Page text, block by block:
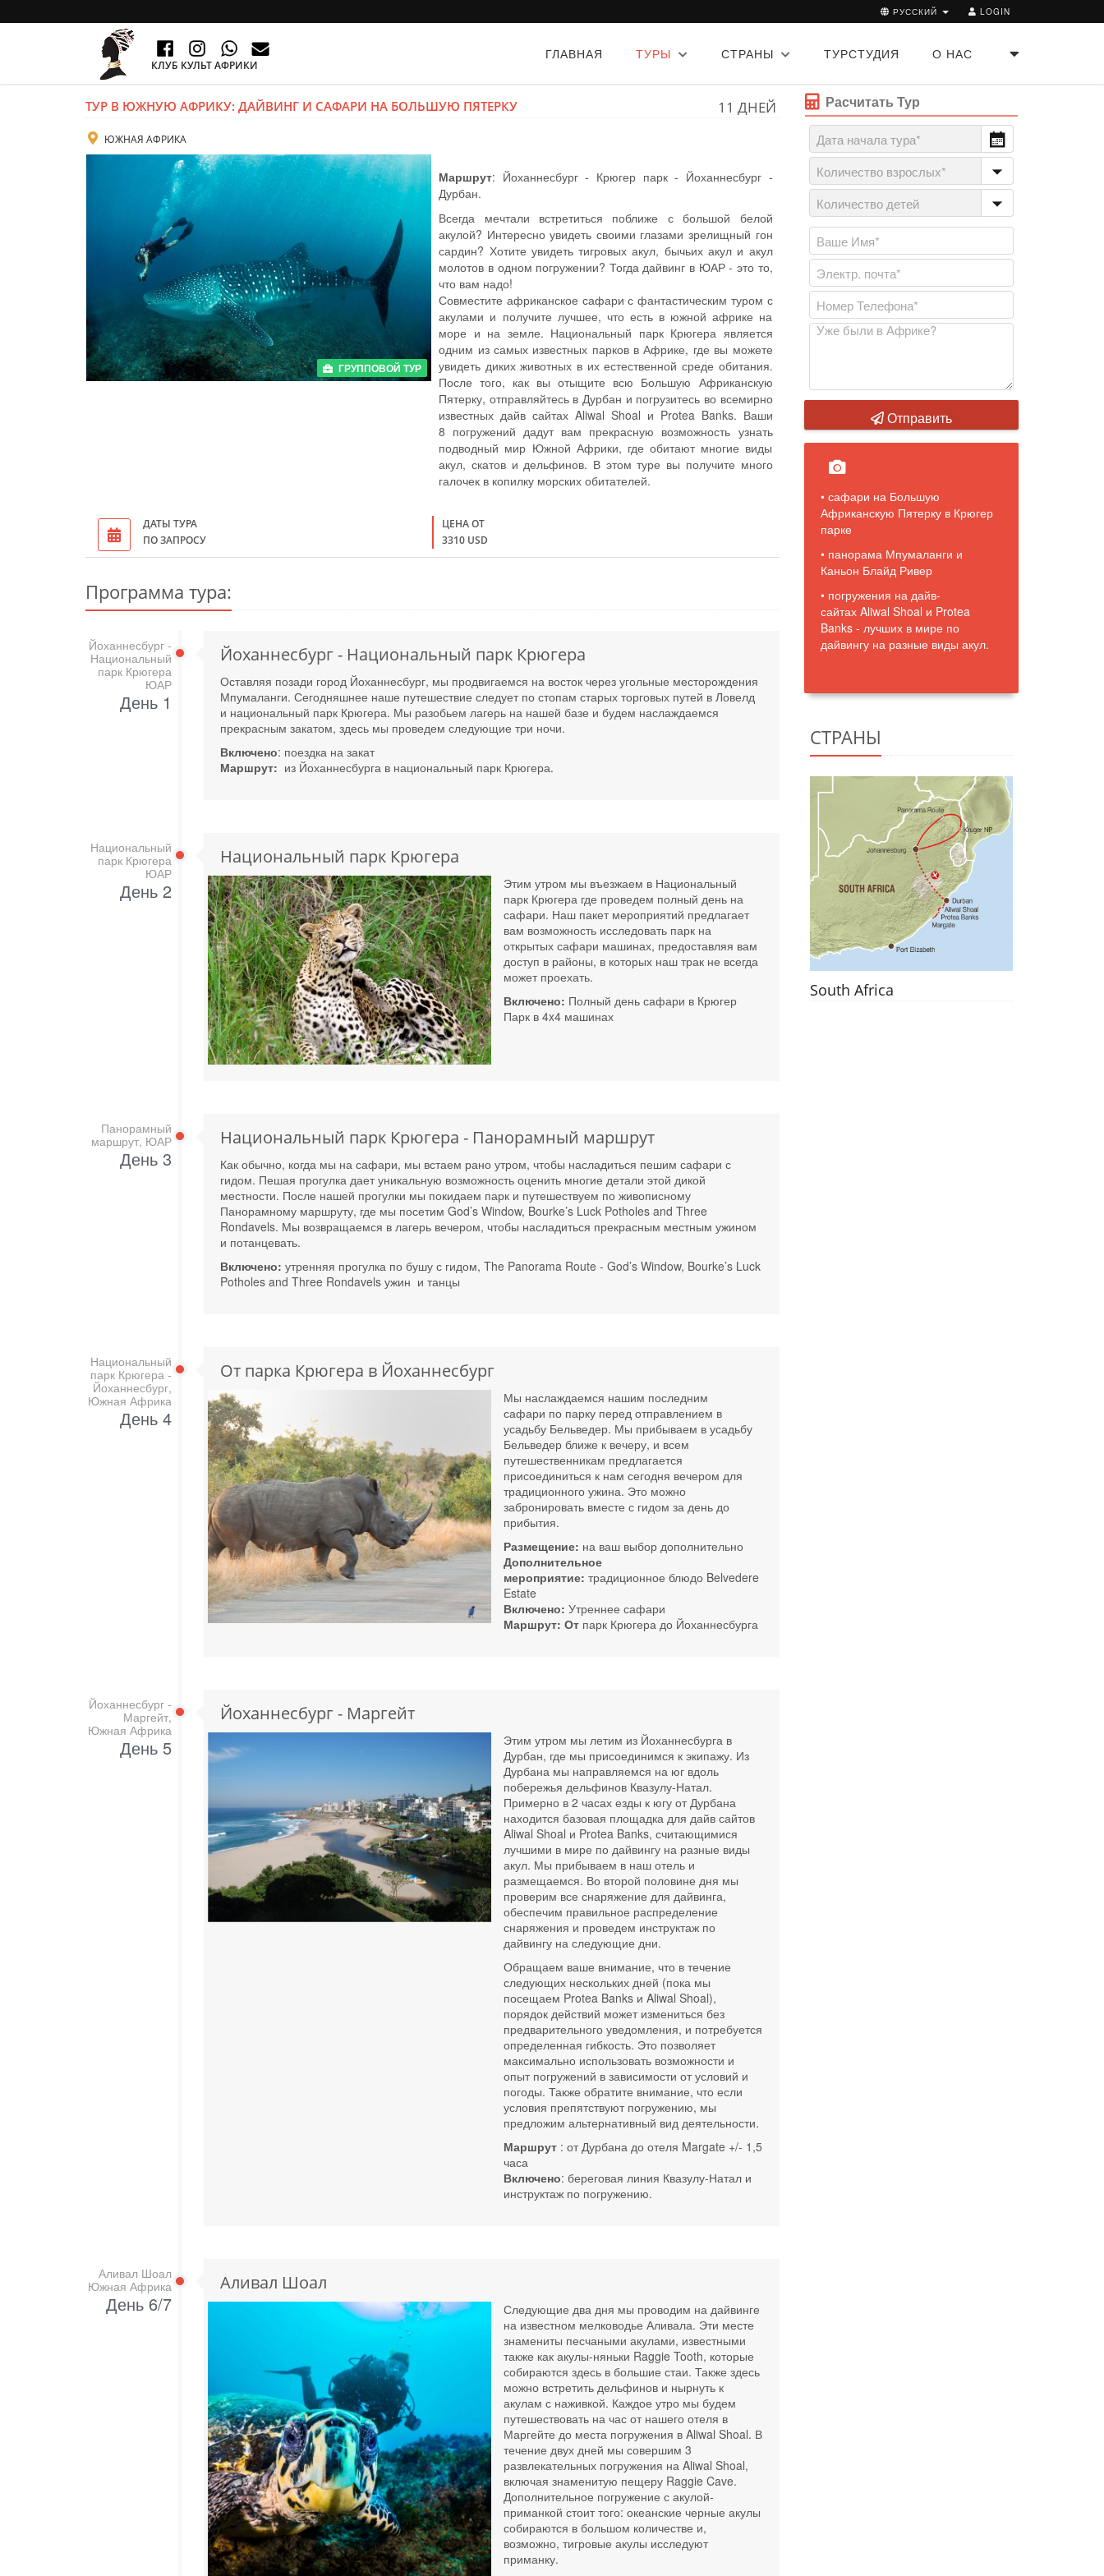
LOGIN
РУССКИЙ
КЛУБ КУЛЬТ АФРИКИ
ГЛАВНАЯ ТУРЫ СТРАНЫ ТУРСТУДИЯ О НАС
ТУР В ЮЖНУЮ АФРИКУ: ДАЙВИНГ И САФАРИ НА БОЛЬШУЮ ПЯТЕРКУ 11 ДНЕЙ
ЮЖНАЯ АФРИКА
ГРУППОВОЙ ТУР
Маршрут: Йоханнесбург - Крюгер парк - Йоханнесбург -
Дурбан.
Всегда мечтали встретиться поближе с большой белой
акулой? Интересно увидеть своими глазами зрелищный гон
сардин? Хотите увидеть тигровых акул, бычьих акул и акул
молотов в одном погружении? Тогда дайвинг в ЮАР - это то,
что вам надо!
Совместите африканское сафари с фантастическим туром с
акулами и получите лучшее, что есть в южной африке на
море и на земле. Национальный парк Крюгера является
одним из самых известных парков в Африке, где вы можете
увидеть диких животных в их естественной среде обитания.
После того, как вы отыщите всю Большую Африканскую
Пятерку, отправляйтесь в Дурбан и погрузитесь во всемирно
известных дайв сайтах Aliwal Shoal и Protea Banks. Ваши
8 погружений дадут вам прекрасную возможность узнать
подводный мир Южной Африки, где обитают многие виды
акул, скатов и дельфинов. В этом туре вы получите много
галочек в копилку морских обитателей.
ДАТЫ ТУРА
ПО ЗАПРОСУ
ЦЕНА ОТ
3310 USD
Программа тура:
Йоханнесбург -
Национальный
парк Крюгера
ЮАР
День 1
Йоханнесбург - Национальный парк Крюгера
Оставляя позади город Йоханнесбург, мы продвигаемся на восток через угольные месторождения
Мпумаланги. Сегодняшнее наше путешествие следует по стопам старых торговых путей в Ловелд
и национальный парк Крюгера. Мы разобьем лагерь на нашей базе и будем наслаждаемся
прекрасным закатом, здесь мы проведем следующие три ночи.
Включено: поездка на закат
Маршрут: из Йоханнесбурга в национальный парк Крюгера.
Национальный
парк Крюгера
ЮАР
День 2
Национальный парк Крюгера
Этим утром мы въезжаем в Национальный
парк Крюгера где проведем полный день на
сафари. Наш пакет мероприятий предлагает
вам возможность исследовать парк на
открытых сафари машинах, предоставляя вам
доступ в районы, в которых наш трак не всегда
может проехать.
Включено: Полный день сафари в Крюгер
Парк в 4x4 машинах
Панорамный
маршрут, ЮАР
День 3
Национальный парк Крюгера - Панорамный маршрут
Как обычно, когда мы на сафари, мы встаем рано утром, чтобы насладиться пешим сафари с
гидом. Пешая прогулка дает уникальную возможность оценить многие детали этой дикой
местности. После нашей прогулки мы покидаем парк и путешествуем по живописному
Панорамному маршруту, где мы посетим God’s Window, Bourke’s Luck Potholes and Three
Rondavels. Мы возвращаемся в лагерь вечером, чтобы насладиться прекрасным местным ужином
и потанцевать.
Включено: утренняя прогулка по бушу с гидом, The Panorama Route - God’s Window, Bourke’s Luck
Potholes and Three Rondavels ужин и танцы
Национальный
парк Крюгера -
Йоханнесбург,
Южная Африка
День 4
От парка Крюгера в Йоханнесбург
Мы наслаждаемся нашим последним
сафари по парку перед отправлением в
усадьбу Бельведер. Мы прибываем в усадьбу
Бельведер ближе к вечеру, и всем
путешественникам предлагается
присоединиться к нам сегодня вечером для
традиционного ужина. Это можно
забронировать вместе с гидом за день до
прибытия.
Размещение: на ваш выбор дополнительно
Дополнительное
мероприятие:традиционное блюдо Belvedere
Estate
Включено:Утреннее сафари
Маршрут: От парк Крюгера до Йоханнесбурга
Йоханнесбург -
Маргейт,
Южная Африка
День 5
Йоханнесбург - Маргейт
Этим утром мы летим из Йоханнесбурга в
Дурбан, где мы присоединимся к экипажу. Из
Дурбана мы направляемся на юг вдоль
побережья дельфинов Квазулу-Натал.
Примерно в 2 часах езды к югу от Дурбана
находится базовая площадка для дайв сайтов
Aliwal Shoal и Protea Banks, считающимися
лучшими в мире по дайвингу на разные виды
акул. Мы прибываем в наш отель и
размещаемся. Во второй половине дня мы
проверим все снаряжение для дайвинга,
обеспечим правильное распределение
снаряжения и проведем инструктаж по
дайвингу на следующие дни.
Обращаем ваше внимание, что в течение
следующих нескольких дней (пока мы
посещаем Protea Banks и Aliwal Shoal),
порядок действий может измениться без
предварительного уведомления, и потребуется
определенная гибкость. Это позволяет
максимально использовать возможности и
опыт погружений в зависимости от условий и
погоды. Также обратите внимание, что если
условия препятствуют погружению, мы
предложим альтернативный вид деятельности.
Маршрут : от Дурбана до отеля Margate +/- 1,5
часа
Включено: береговая линия Квазулу-Натал и
инструктаж по погружению.
Аливал Шоал
Южная Африка
День 6/7
Аливал Шоал
Следующие два дня мы проводим на дайвинге
на известном мелководье Аливала. Эти месте
знамениты песчаными акулами, известными
также как акулы-няньки Raggie Tooth, которые
собираются здесь в большие стаи. Также здесь
можно встретить дельфинов и нырнуть к
акулам с наживкой. Каждое утро мы будем
путешествовать на час от нашего отеля в
Маргейте до места погружения в Aliwal Shoal. В
течение двух дней мы совершим 3
развлекательных погружения на Aliwal Shoal,
включая знаменитую пещеру Raggie Cave.
Дополнительное погружение с акулой-
приманкой стоит того: океанские черные акулы
собираются в большом количестве и,
возможно, тигровые акулы исследуют
приманку.
Расчитать Тур
Отправить
• сафари на Большую
Африканскую Пятерку в Крюгер
парке
• панорама Мпумаланги и
Каньон Блайд Ривер
• погружения на дайв-
сайтах Aliwal Shoal и Protea
Banks - лучших в мире по
дайвингу на разные виды акул.
СТРАНЫ
South Africa